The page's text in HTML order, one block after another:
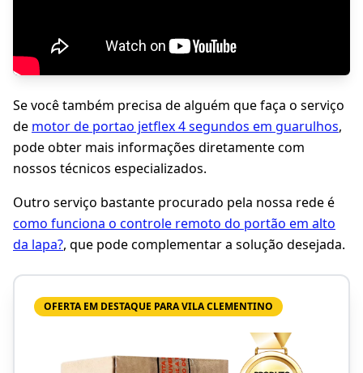
Se você também precisa de alguém que faça o serviço
de motor de portao jetflex 4 segundos em guarulhos,
pode obter mais informações diretamente com
nossos técnicos especializados.
Outro serviço bastante procurado pela nossa rede é
como funciona o controle remoto do portão em alto
da lapa?, que pode complementar a solução desejada.
OFERTA EM DESTAQUE PARA VILA CLEMENTINO